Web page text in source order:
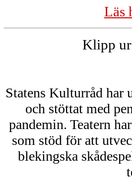
Läs
Klipp ur
Statens Kulturråd har
och stöttat med
pandemin. Teatern
som stöd för att
blekingska